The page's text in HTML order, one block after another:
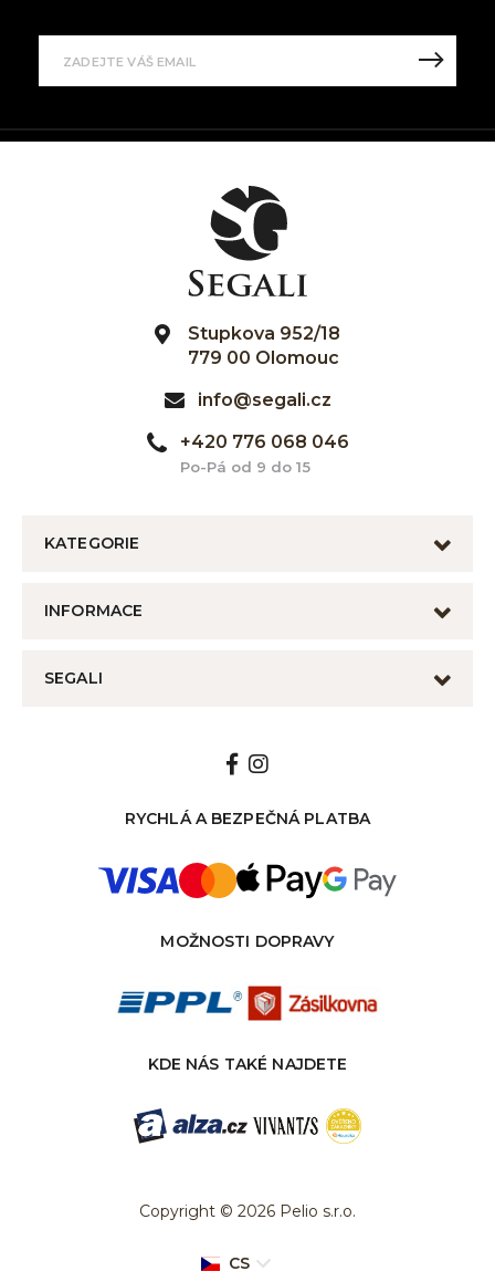
Stupkova 952/18
779 00 Olomouc
info@segali.cz
+420 776 068 046
Po-Pá od 9 do 15
KATEGORIE
INFORMACE
SEGALI
RYCHLÁ A BEZPEČNÁ PLATBA
MOŽNOSTI DOPRAVY
KDE NÁS TAKÉ NAJDETE
Copyright © 2026 Pelio s.r.o.
CS